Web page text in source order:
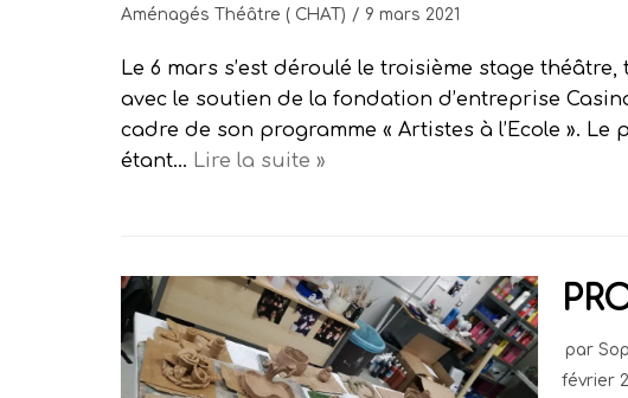
Aménagés Théâtre ( CHAT)
9 mars 2021
Le 6 mars s’est déroulé le troisième stage
avec le soutien de la fondation d’entreprise
cadre de son programme « Artistes à l’Ecole ». Le
étant… Lire la suite »
par
février